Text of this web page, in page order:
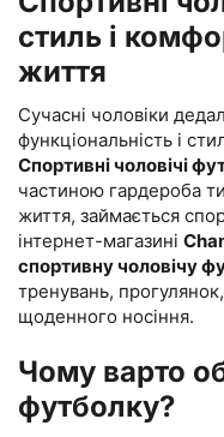
стиль і
життя
Сучасні чоловіки
функціональність і
Спортивні чоловічі
частиною гардероба
життя, займається
інтернет-магазині
спортивну чоловічу
тренувань,
щоденного носіння.
Чому варто
футболку?